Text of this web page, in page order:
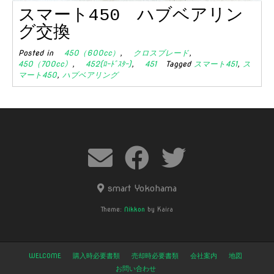
スマート450 ハブベアリン
グ交換
Posted in 450（600cc） , クロスブレード,
450（700cc） , 452(ﾛｰﾄﾞｽﾀｰ), 451 Tagged スマート451, ス
マート450, ハブベアリング
smart Yokohama
Theme: Nikkon by Kaira
WELCOME 購入時必要書類 売却時必要書類 会社案内
地図
お問い合わせ